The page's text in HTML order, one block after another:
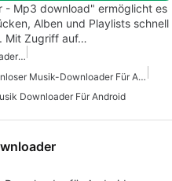
- Mp3 download" ermöglicht es
Alben und Playlists schnell
Mit Zugriff auf…
Kostenloser MP3-Musik-Downloader Für Android
Kostenloser Musik-Downloader Für Android
Downloader Für Android